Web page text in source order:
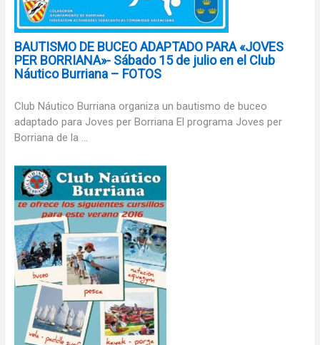
BAUTISMO DE BUCEO ADAPTADO PARA «JOVES
PER BORRIANA»- Sábado 15 de julio en el Club
Náutico Burriana – FOTOS
Club Náutico Burriana organiza un bautismo de buceo
adaptado para Joves per Borriana El programa Joves per
Borriana de la ...